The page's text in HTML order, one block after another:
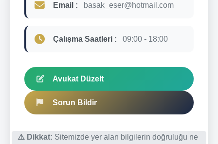
Email : basak_eser@hotmail.com
Çalışma Saatleri : 09:00 - 18:00
Avukat Düzelt
Sorun Bildir
⚠️ Dikkat: Sitemizde yer alan bilgilerin doğruluğu ne